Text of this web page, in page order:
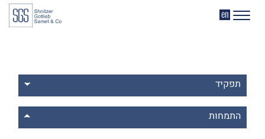
דלג לסרגל הניווט
דלג לתוכן
EN
תפקיד
שותפים
עורכי דין
התמחות